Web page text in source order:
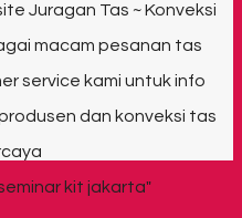
Juragan Tas ~ Konveksi
macam pesanan tas
service kami untuk info
dan konveksi tas
kit jakarta"